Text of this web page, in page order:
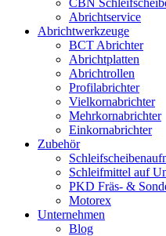
CBN
Abrichtservice
Abrichtwerkzeuge
BCT Abrichter
Abrichtplatten
Abrichtrollen
Profilabrichter
Vielkornabrichter
Mehrkornabrichter
Einkornabrichter
Zubehör
Schleifmittel auf
PKD Fräs- &
Motorex
Unternehmen
Blog